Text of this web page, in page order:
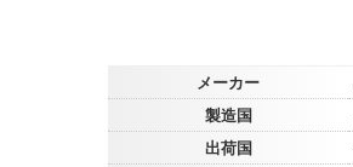
メーカー
製造国
出荷国